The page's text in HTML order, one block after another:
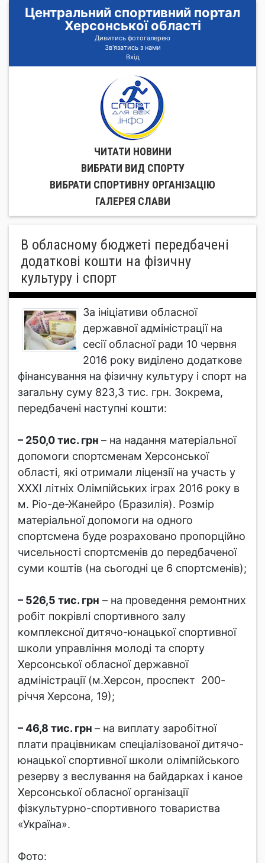
Центральний спортивний портал
Херсонської області
Дивитись фотогалерею
Зв'язатись з нами
Вхід
ЧИТАТИ НОВИНИ
ВИБРАТИ ВИД СПОРТУ
ВИБРАТИ СПОРТИВНУ ОРГАНIЗАЦIЮ
ГАЛЕРЕЯ СЛАВИ
В обласному бюджеті передбачені
додаткові кошти на фізичну
культуру і спорт
За ініціативи обласної
державної адміністрації на
сесії обласної ради 10 червня
2016 року виділено додаткове
фінансування на фізичну культуру і спорт на
загальну суму 823,3 тис. грн. Зокрема,
передбачені наступні кошти:
– 250,0 тис. грн – на надання матеріальної
допомоги спортсменам Херсонської
області, які отримали ліцензії на участь у
ХХХІ літніх Олімпійських іграх 2016 року в
м. Ріо-де-Жанейро (Бразилія). Розмір
матеріальної допомоги на одного
спортсмена буде розраховано пропорційно
чисельності спортсменів до передбаченої
суми коштів (на сьогодні це 6 спортсменів);
– 526,5 тис. грн – на проведення ремонтних
робіт покрівлі спортивного залу
комплексної дитячо-юнацької спортивної
школи управління молоді та спорту
Херсонської обласної державної
адміністрації (м.Херсон, проспект 200-
річчя Херсона, 19);
– 46,8 тис. грн – на виплату заробітної
плати працівникам спеціалізованої дитячо-
юнацької спортивної школи олімпійського
резерву з веслування на байдарках і каное
Херсонської обласної організації
фізкультурно-спортивного товариства
«Україна».
Фото: